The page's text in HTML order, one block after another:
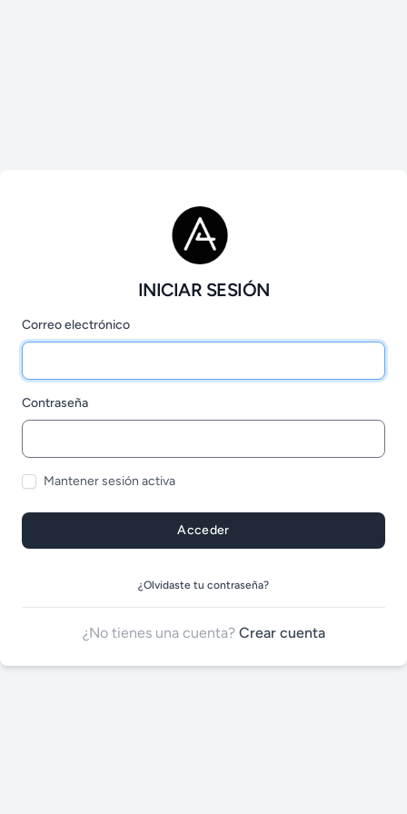
INICIAR SESIÓN
Correo electrónico
Contraseña
Mantener sesión activa
Acceder
¿Olvidaste tu contraseña?
¿No tienes una cuenta? Crear cuenta